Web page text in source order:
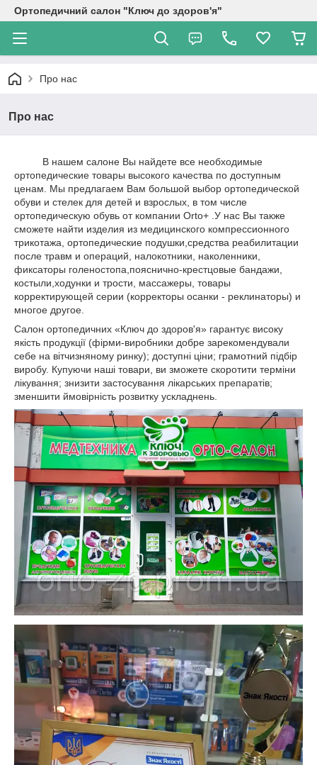
Ортопедичний салон "Ключ до здоров'я"
Про нас
Про нас
В нашем салоне Вы найдете все необходимые
ортопедические товары высокого качества по доступным
ценам. Мы предлагаем Вам большой выбор ортопедической
обуви и стелек для детей и взрослых, в том числе
ортопедическую обувь от компании Orto+ .У нас Вы также
сможете найти изделия из медицинского компрессионного
трикотажа, ортопедические подушки,средства реабилитации
после травм и операций, налокотники, наколенники,
фиксаторы голеностопа,пояснично-крестцовые бандажи,
костыли,ходунки и трости, массажеры, товары
корректирующей серии (корректоры осанки - реклинаторы) и
многое другое.
Салон ортопедичних «Ключ до здоров'я» гарантує високу
якість продукції (фірми-виробники добре зарекомендували
себе на вітчизняному ринку); доступні ціни; грамотний підбір
виробу. Купуючи наші товари, ви зможете скоротити терміни
лікування; знизити застосування лікарських препаратів;
зменшити ймовірність розвитку ускладнень.